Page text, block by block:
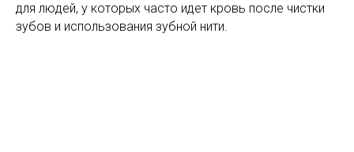
для людей, у которых часто идет кровь после чистки
зубов и использования зубной нити.